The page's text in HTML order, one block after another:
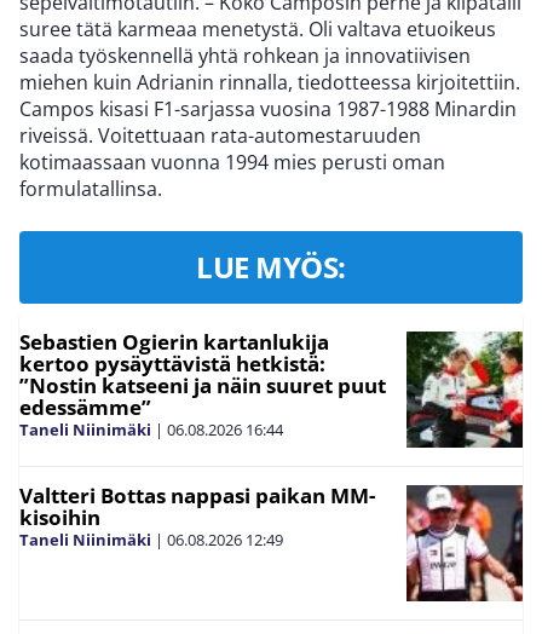
suree tätä karmeaa menetystä. Oli valtava etuoikeus
saada työskennellä yhtä rohkean ja innovatiivisen
miehen kuin Adrianin rinnalla, tiedotteessa kirjoitettiin.
Campos kisasi F1-sarjassa vuosina 1987-1988 Minardin
riveissä. Voitettuaan rata-automestaruuden
kotimaassaan vuonna 1994 mies perusti oman
formulatallinsa.
LUE MYÖS:
Sebastien Ogierin kartanlukija
kertoo pysäyttävistä hetkistä:
”Nostin katseeni ja näin suuret puut
edessämme”
Taneli Niinimäki | 06.08.2026 16:44
Valtteri Bottas nappasi paikan MM-
kisoihin
Taneli Niinimäki | 06.08.2026 12:49